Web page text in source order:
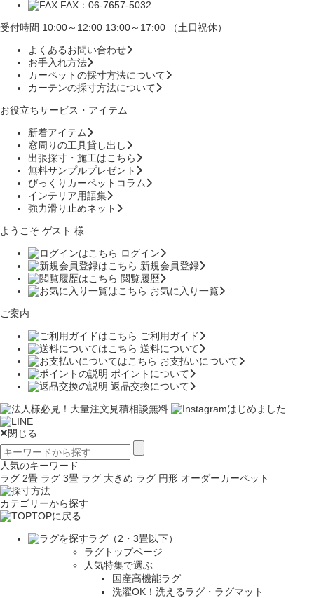
FAX：06-7657-5032
受付時間 10:00～12:00 13:00～17:00 （土日祝休）
よくあるお問い合わせ
お手入れ方法
カーペットの採寸方法について
カーテンの採寸方法について
お役立ちサービス・アイテム
新着アイテム
窓周りの工具貸し出し
出張採寸・施工はこちら
無料サンプルプレゼント
びっくりカーペットコラム
インテリア用語集
強力滑り止めネット
ようこそ ゲスト 様
ログイン
新規会員登録
閲覧履歴
お気に入り一覧
ご案内
ご利用ガイド
送料について
お支払いについて
ポイントについて
返品交換について
閉じる
人気のキーワード
ラグ 2畳 ラグ 3畳 ラグ 大きめ ラグ 円形 オーダーカーペット
カテゴリーから探す
TOPに戻る
ラグ（2・3畳以下）
ラグトップページ
人気特集で選ぶ
国産高機能ラグ
洗濯OK！洗えるラグ・ラグマット